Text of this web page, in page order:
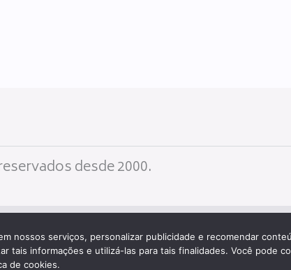
desde 2000.
ACESSE HOSTNET INTERNET
nossos serviços, personalizar publicidade e recomendar
informações e utilizá-las para tais finalidades. Você pode
de cookies.